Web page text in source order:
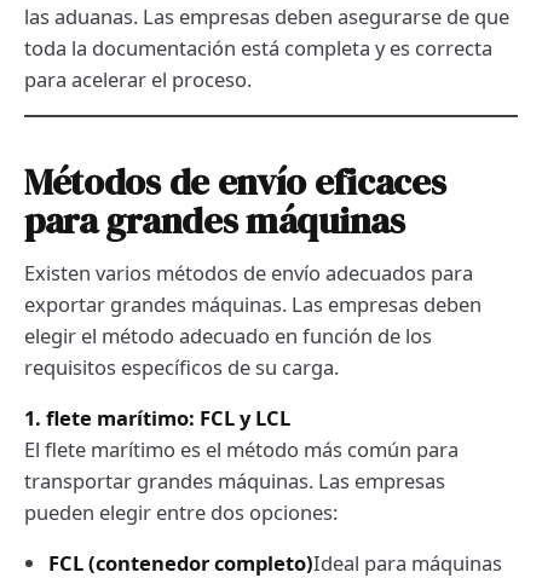
las aduanas. Las empresas deben asegurarse de que
toda la documentación está completa y es correcta
para acelerar el proceso.
Métodos de envío eficaces
para grandes máquinas
Existen varios métodos de envío adecuados para
exportar grandes máquinas. Las empresas deben
elegir el método adecuado en función de los
requisitos específicos de su carga.
1. flete marítimo: FCL y LCL
El flete marítimo es el método más común para
transportar grandes máquinas. Las empresas
pueden elegir entre dos opciones:
FCL (contenedor completo)Ideal para máquinas